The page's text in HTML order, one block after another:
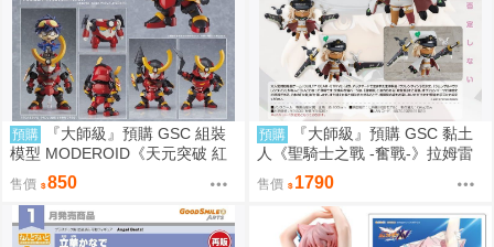
預購
『大師級』預購 GSC 組裝
模型 MODEROID《天元突破 紅
蓮螺巖》紅蓮螺巖 再販
售價 850
預購
『大師級』預購 GSC 黏土
人《聖騎士之戰 -奮戰-》拉姆雷
薩爾=瓦倫泰 再販
售價 1790